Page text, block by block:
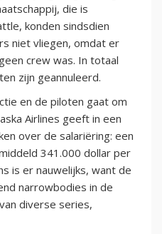
die is
konden sindsdien
niet vliegen, omdat er
crew was. In totaal
zijn geannuleerd.
en de piloten gaat om
Airlines geeft in een
over de salariëring: een
341.000 dollar per
is er nauwelijks, want de
narrowbodies in de
diverse series,